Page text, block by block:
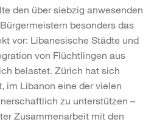
den über siebzig anwesenden
besonders das
vor: Libanesische Städte und
von Flüchtlingen aus
belastet. Zürich hat sich
im Libanon eine der vielen
zu unterstützen –
Zusammenarbeit mit den